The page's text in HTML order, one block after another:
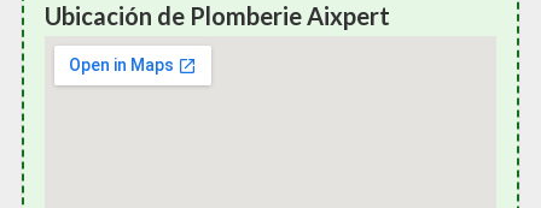
Ubicación de Plomberie Aixpert